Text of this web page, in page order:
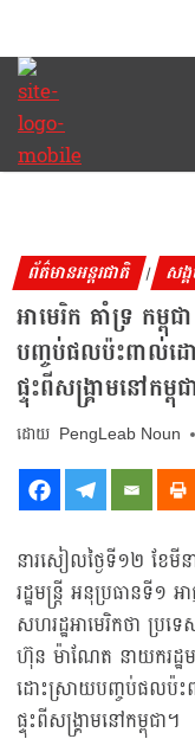
ព័ត៌មានអន្តរជាតិ | សង្
អាមេរិក គាំទ្រ កម្
បញ្ចប់ផលប៉ះពាល់
ផ្ទុះពីសង្រ្គាមនៅកម្ពុជ
PengLeab Noun
នារសៀលថ្ងៃទី១២ ខែ
រដ្ឋមន្រ្តី អនុប្រធានទី១
សហរដ្ឋអាមេរិកថា ប្រទ
ហ៊ុន ម៉ាណែត នាយករដ្ឋ
ដោះស្រាយបញ្ចប់ផល
ផ្ទុះពីសង្រ្គាមនៅកម្ពុជា។